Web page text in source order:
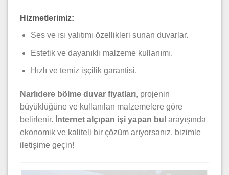
Hizmetlerimiz:
Ses ve ısı yalıtımı özellikleri sunan duvarlar.
Estetik ve dayanıklı malzeme kullanımı.
Hızlı ve temiz işçilik garantisi.
Narlıdere bölme duvar fiyatları, projenin
büyüklüğüne ve kullanılan malzemelere göre
belirlenir. İnternet alçıpan işi yapan bul arayışında
ekonomik ve kaliteli bir çözüm arıyorsanız, bizimle
iletişime geçin!